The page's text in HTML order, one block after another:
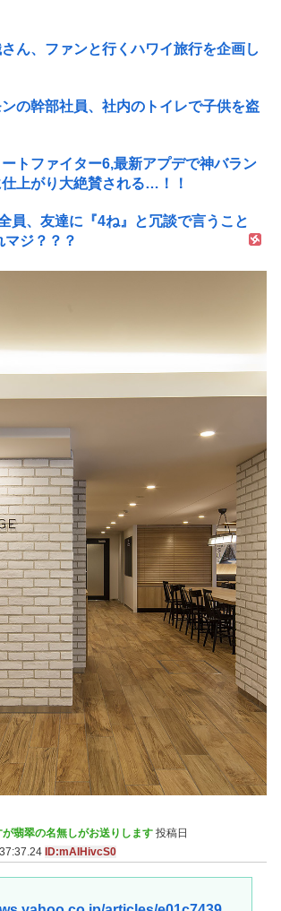
ん、ファンと行くハワイ旅行を企画し
の幹部社員、社内のトイレで子供を盗
ートファイター6,最新アプデで神バラン
上がり大絶賛される…！！
員、友達に『4ね』と冗談で言うこと
ジ？？？
翡翠の名無しがお送りします 投稿日
ID:mAIHivcS0